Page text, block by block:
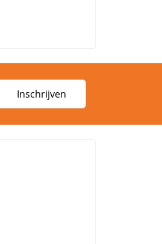
Inschrijven